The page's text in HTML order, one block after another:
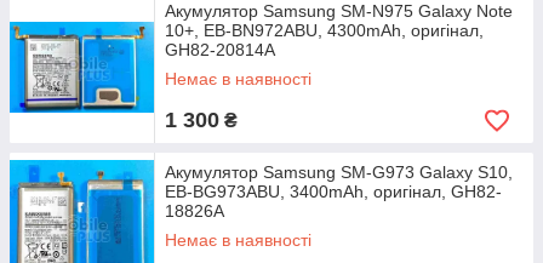
Акумулятор Samsung SM-N975 Galaxy Note
10+, EB-BN972ABU, 4300mAh, оригінал,
GH82-20814A
Немає в наявності
1 300 ₴
Акумулятор Samsung SM-G973 Galaxy S10,
EB-BG973ABU, 3400mAh, оригінал, GH82-
18826A
Немає в наявності